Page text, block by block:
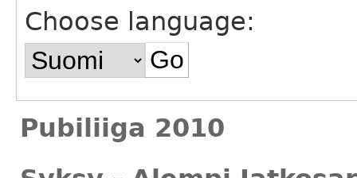
Choose language:
Pubiliiga 2010